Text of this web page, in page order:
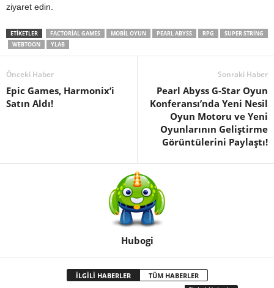
ziyaret edin.
ETIKETLER FACTORIAL GAMES MOBIL OYUN PEARL ABYSS RPG
SUPER STRING
WEBTOON
YLAB
Önceki Haber
Epic Games, Harmonix’i
Satın Aldı!
Sonraki Haber
Pearl Abyss G-Star Oyun
Konferansı’nda Yeni Nesil
Oyun Motoru ve Yeni
Oyunlarının Geliştirme
Görüntülerini Paylaştı!
Hubogi
İLGİLİ HABERLER TÜM HABERLER